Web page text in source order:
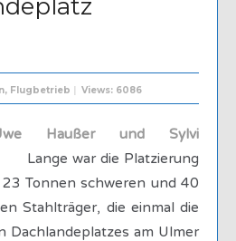
, Flugbetrieb | Views: 6086
Haußer und Sylvi
Lange war die Platzierung
Tonnen schweren und 40
Stahlträger, die einmal die
Dachlandeplatzes am Ulmer